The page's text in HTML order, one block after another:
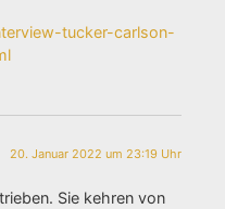
tucker-carlson-
20. Januar 2022 um 23:19 Uhr
Sie kehren von